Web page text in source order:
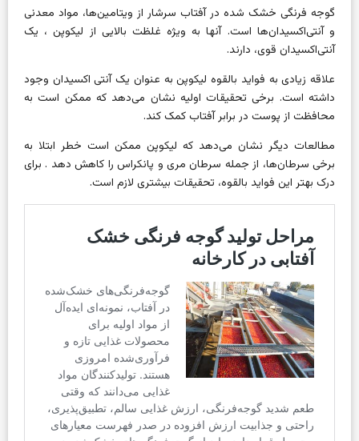
گوجه فرنگی خشک شده در آفتاب سرشار از ویتامین‌ها، مواد معدنی
و آنتی‌اکسیدان‌ها است. آنها به ویژه غلظت بالایی از لیکوپن، یک
آنتی‌اکسیدان قوی، دارند.
علاقه زیادی به فواید بالقوه لیکوپن به عنوان یک آنتی اکسیدان وجود
داشته است. برخی تحقیقات اولیه نشان می‌دهد که ممکن است به
محافظت از پوست در برابر آفتاب کمک کند.
مطالعات دیگر نشان می‌دهد که لیکوپن ممکن است خطر ابتلا به
برخی سرطان‌ها، از جمله سرطانمری و پانکراس را کاهش دهد . برای
درک بهتر این فواید بالقوه، تحقیقات بیشتری لازم است.